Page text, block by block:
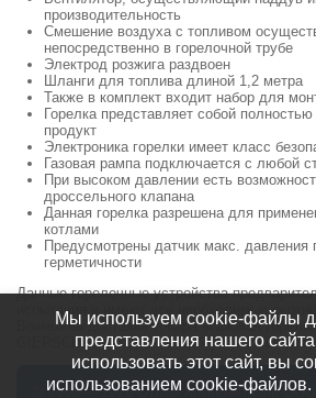
производительность
Смешение воздуха с топливом
непосредственно в горелочной трубе
Электрод розжига раздвоен
Шланги для топлива длиной 1,2 метра
Также в комплект входит набор для
Горелка представляет собой
продукт
Электроника горелки имеет класс
Газовая рампа подключается с любой
При высоком давлении есть
дроссельного клапана
Данная горелка разрешена для
котлами
Предусмотрены датчик макс. давления
герметичности
Данные горелочные устройства
испытания и имеют все необходимые
Возможна доставка товара «Газовая
GIERSCH» по Санкт-Петербургу и
© 2008 — 2026 Отдел Комплектации
Мы используем cookie-файлы
представления нашего
использовать этот сайт, вы
использованием cookie-файлов.